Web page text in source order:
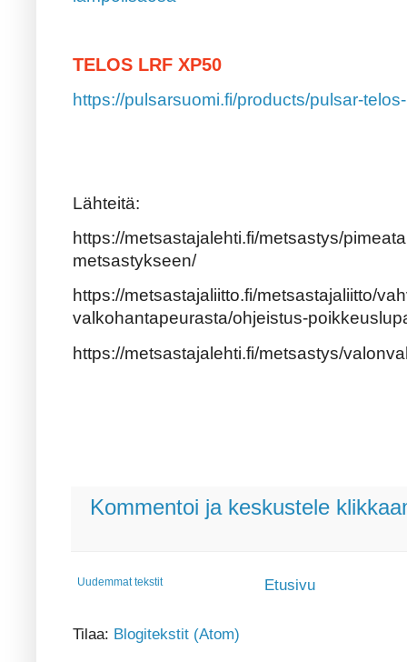
TELOS LRF XP50
https://pulsarsuomi.fi/products/pulsar-
Lähteitä:
https://metsastajalehti.fi/metsastys/
metsastykseen/
https://metsastajaliitto.fi/metsastajaliitto/
valkohantapeurasta/ohjeistus-
https://metsastajalehti.fi/metsastys/
Kommentoi ja keskustele
Uudemmat tekstit Etusivu
Tilaa: Blogitekstit (Atom)